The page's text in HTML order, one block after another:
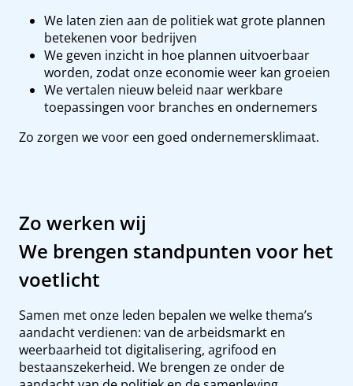
We laten zien aan de politiek wat grote plannen
betekenen voor bedrijven
We geven inzicht in hoe plannen uitvoerbaar
worden, zodat onze economie weer kan groeien
We vertalen nieuw beleid naar werkbare
toepassingen voor branches en ondernemers
Zo zorgen we voor een goed ondernemersklimaat.
Zo werken wij
We brengen standpunten voor het
voetlicht
Samen met onze leden bepalen we welke thema’s
aandacht verdienen: van de arbeidsmarkt en
weerbaarheid tot digitalisering, agrifood en
bestaanszekerheid. We brengen ze onder de